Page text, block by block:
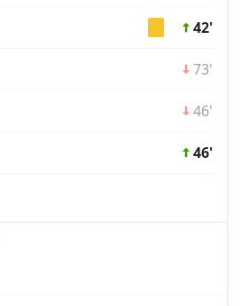
42'
73'
46'
46'